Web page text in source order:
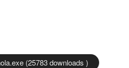
(25783 downloads )